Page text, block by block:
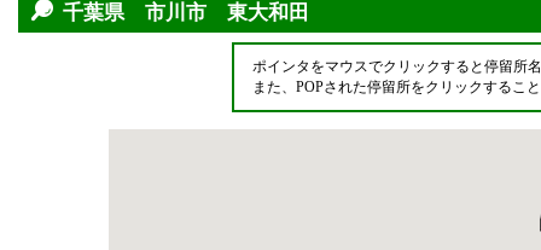
千葉県 市川市 東大和田
ポインタをマウスでクリックすると停留所
また、POPされた停留所をクリックするこ